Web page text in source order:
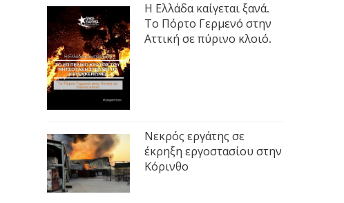
Η Ελλάδα καίγεται ξανά.
Το Πόρτο Γερμενό στην
Αττική σε πύρινο κλοιό.
Νεκρός εργάτης σε
έκρηξη εργοστασίου στην
Κόρινθο